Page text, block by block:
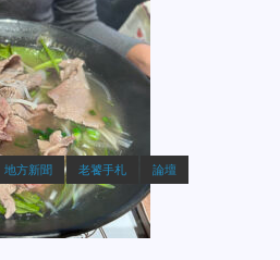
地方新聞 老饕手札 論壇